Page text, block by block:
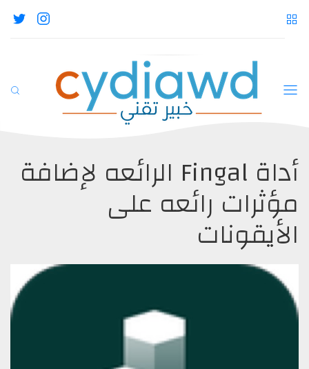
أداة Fingal الرائعه لإضافة
مؤثرات رائعه على
الأيقونات